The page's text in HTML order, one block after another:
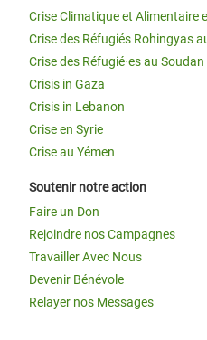
Crise Climatique et Alimentaire
Crise des Réfugiés Rohingyas
Crise des Réfugié·es au Soudan
Crisis in Gaza
Crisis in Lebanon
Crise en Syrie
Crise au Yémen
Soutenir notre action
Faire un Don
Rejoindre nos Campagnes
Travailler Avec Nous
Devenir Bénévole
Relayer nos Messages